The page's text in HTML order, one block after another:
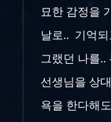
묘한 감정을
날로.. 기억
그랬던 나를..
선생님을 상
욕을 한다해